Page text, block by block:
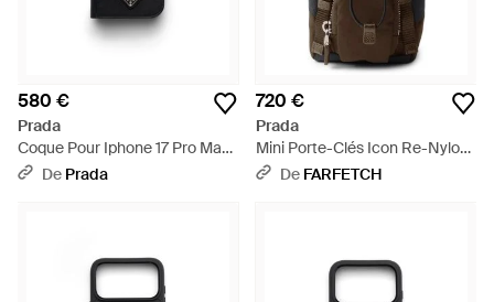
580 €
Prada
Coque Pour Iphone 17 Pro Max
En Cuir Saffiano, Homme - Noir
De Prada
720 €
Prada
Mini Porte-Clés Icon Re-Nylon
- Noir
De FARFETCH